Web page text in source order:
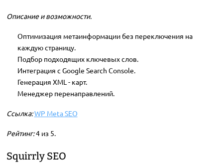
Описание и возможности.
Оптимизация метаинформации без переключения на
каждую страницу.
Подбор подходящих ключевых слов.
Интеграция с Google Search Console.
Генерация XML - карт.
Менеджер перенаправлений.
Ссылка:WP Meta SEO
Рейтинг:4 из 5.
Squirrly SEO